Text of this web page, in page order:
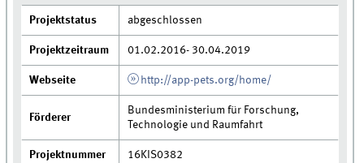
Projektstatus abgeschlossen
Projektzeitraum 01.02.2016- 30.04.2019
Webseite http://app-pets.org/home/
Förderer
Bundesministerium für Forschung,
Technologie und Raumfahrt
Projektnummer 16KIS0382